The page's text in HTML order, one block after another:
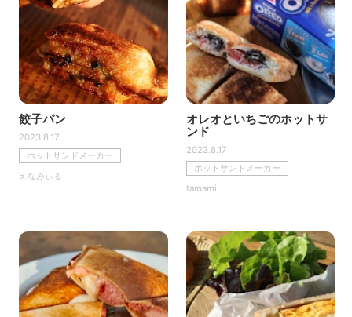
餃子パン
2023.8.17
ホットサンドメーカー
えなみぃる
オレオといちごのホットサ
ンド
2023.8.17
ホットサンドメーカー
tamami